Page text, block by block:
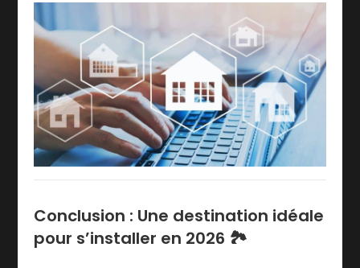
Conclusion : Une destination idéale
pour s’installer en 2026 🏞️